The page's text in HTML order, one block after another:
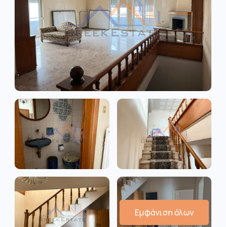
Εμφάνιση όλων